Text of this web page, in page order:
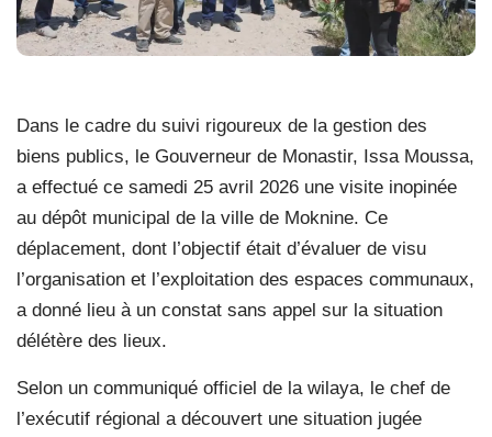
Dans le cadre du suivi rigoureux de la gestion des
biens publics, le Gouverneur de Monastir, Issa Moussa,
a effectué ce samedi 25 avril 2026 une visite inopinée
au dépôt municipal de la ville de Moknine. Ce
déplacement, dont l’objectif était d’évaluer de visu
l’organisation et l’exploitation des espaces communaux,
a donné lieu à un constat sans appel sur la situation
délétère des lieux.
Selon un communiqué officiel de la wilaya, le chef de
l’exécutif régional a découvert une situation jugée